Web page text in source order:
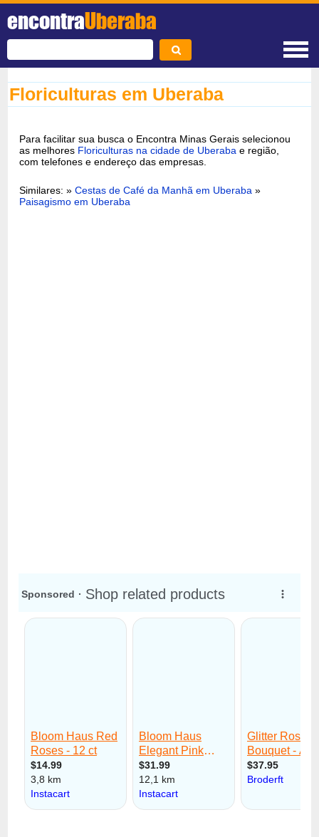
encontraUberaba
Floriculturas em Uberaba
Para facilitar sua busca o Encontra Minas Gerais selecionou
as melhores Floriculturas na cidade de Uberaba e região,
com telefones e endereço das empresas.
Similares: »Cestas de Café da Manhã em Uberaba »
Paisagismo em Uberaba